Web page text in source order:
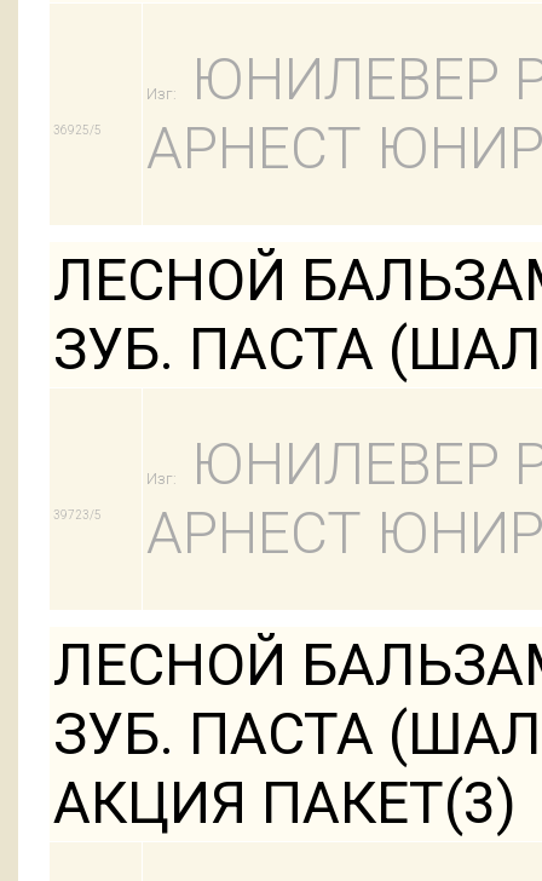
36925/5
Изг:
ЮНИЛЕВЕР
АРНЕСТ
ЛЕСНОЙ
ЗУБ. ПАСТА
39723/5
Изг:
ЮНИЛЕВЕР
АРНЕСТ
ЛЕСНОЙ
ЗУБ. ПАСТА
АКЦИЯ ПАКЕТ(3)